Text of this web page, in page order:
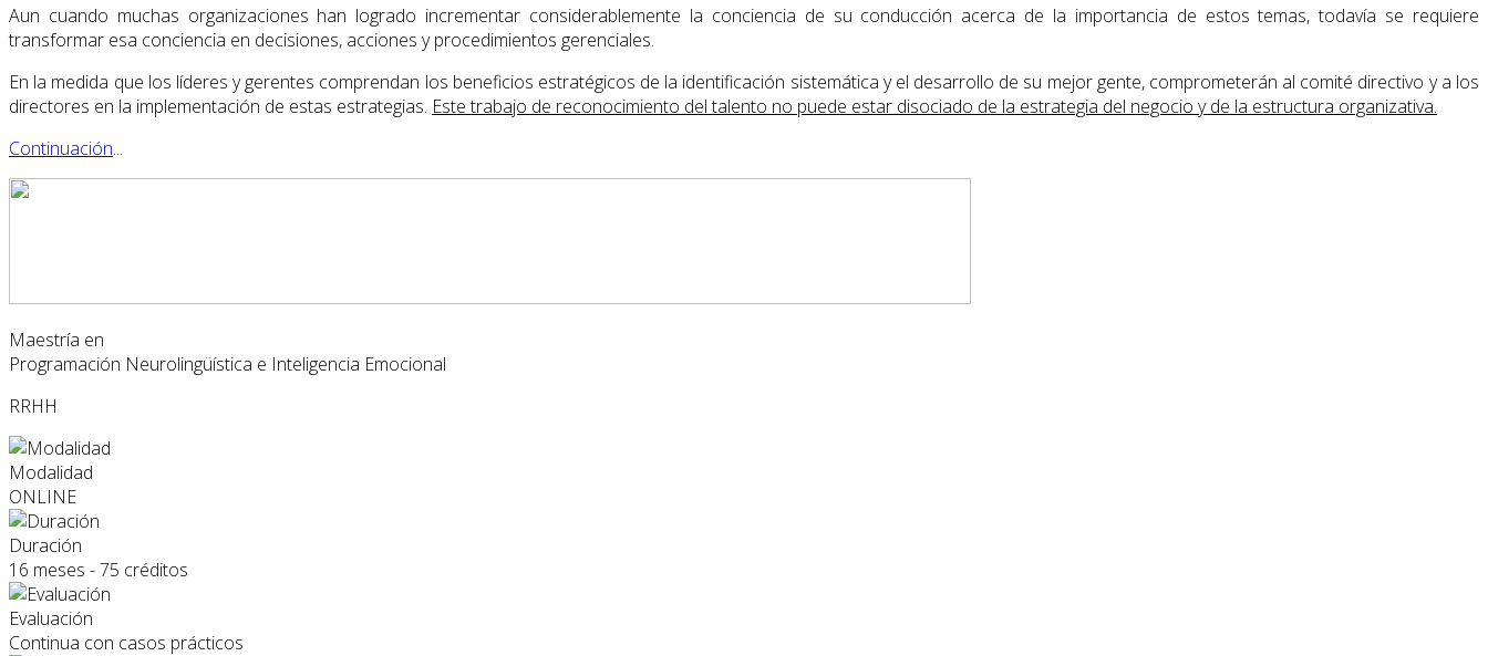
Aun cuando muchas organizaciones han logrado incrementar considerablemente la conciencia de su conducción acerca de la importancia de estos temas, todavía se requiere
transformar esa conciencia en decisiones, acciones y procedimientos gerenciales.
En la medida que los líderes y gerentes comprendan los beneficios estratégicos de la identificación sistemática y el desarrollo de su mejor gente, comprometerán al comité directivo y a los
directores en la implementación de estas estrategias. Este trabajo de reconocimiento del talento no puede estar disociado de la estrategia del negocio y de la estructura organizativa.
Continuación...
Maestría en
Programación Neurolingüística e Inteligencia Emocional
RRHH
Modalidad
ONLINE
Duración
16 meses - 75 créditos
Evaluación
Continua con casos prácticos